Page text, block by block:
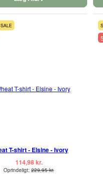
T-shirt - Elsine - Ivory
114,98 kr.
Oprindeligt:229,95 kr.